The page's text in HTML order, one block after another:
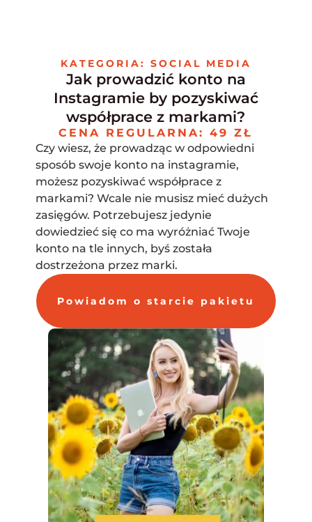
KATEGORIA: SOCIAL MEDIA
Jak prowadzić konto na
Instagramie by pozyskiwać
współprace z markami?
CENA REGULARNA: 49 ZŁ
Czy wiesz, że prowadząc w odpowiedni
sposób swoje konto na instagramie,
możesz pozyskiwać współprace z
markami? Wcale nie musisz mieć dużych
zasięgów. Potrzebujesz jedynie
dowiedzieć się co ma wyróżniać Twoje
konto na tle innych, byś została
dostrzeżona przez marki.
Powiadom o starcie pakietu